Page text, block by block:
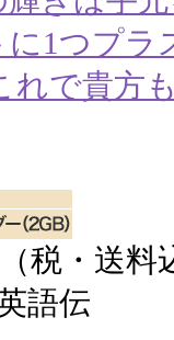
に1つプ
れで貴方
税・送料
語伝